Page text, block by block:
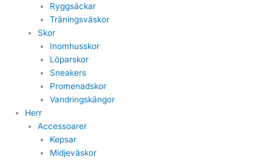
Ryggsäckar
Träningsväskor
Skor
Inomhusskor
Löparskor
Sneakers
Promenadskor
Vandringskängor
Herr
Accessoarer
Kepsar
Midjeväskor